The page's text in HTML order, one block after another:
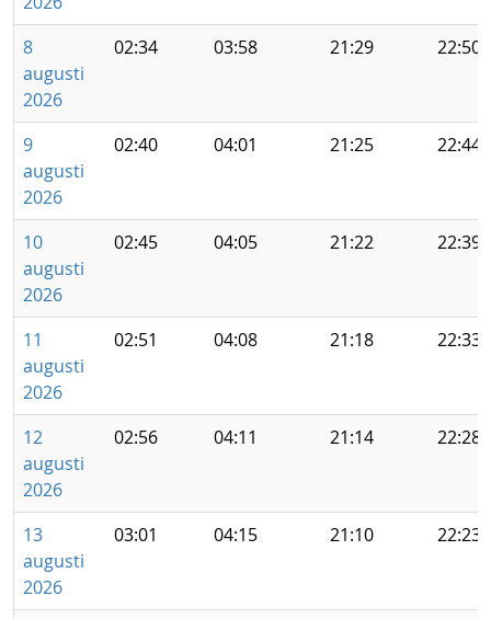
8
augusti
2026
02:34 03:58 21:29 22:50
9
augusti
2026
02:40 04:01 21:25 22:44
10
augusti
2026
02:45 04:05 21:22 22:39
11
augusti
2026
02:51 04:08 21:18 22:33
12
augusti
2026
02:56 04:11 21:14 22:28
13
augusti
2026
03:01 04:15 21:10 22:23